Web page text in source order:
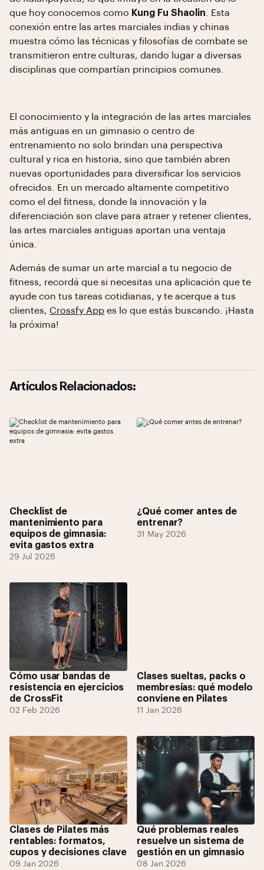
que hoy conocemos como Kung Fu Shaolin . Esta
conexión entre las artes marciales indias y chinas
muestra cómo las técnicas y filosofías de combate se
transmitieron entre culturas, dando lugar a diversas
disciplinas que compartían principios comunes.
El conocimiento y la integración de las artes marciales
más antiguas en un gimnasio o centro de
entrenamiento no solo brindan una perspectiva
cultural y rica en historia, sino que también abren
nuevas oportunidades para diversificar los servicios
ofrecidos. En un mercado altamente competitivo
como el del fitness, donde la innovación y la
diferenciación son clave para atraer y retener clientes,
las artes marciales antiguas aportan una ventaja
única.
Además de sumar un arte marcial a tu negocio de
fitness, recordá que si necesitas una aplicación que te
ayude con tus tareas cotidianas, y te acerque a tus
clientes, Crossfy App es lo que estás buscando. ¡Hasta
la próxima!
Artículos Relacionados:
Checklist de
mantenimiento para
equipos de gimnasia:
evita gastos extra
29 Jul 2026
¿Qué comer antes de
entrenar?
31 May 2026
Cómo usar bandas de
resistencia en ejercicios
de CrossFit
02 Feb 2026
Clases sueltas, packs o
membresías: qué modelo
conviene en Pilates
11 Jan 2026
Clases de Pilates más
rentables: formatos,
cupos y decisiones clave
09 Jan 2026
Qué problemas reales
resuelve un sistema de
gestión en un gimnasio
08 Jan 2026